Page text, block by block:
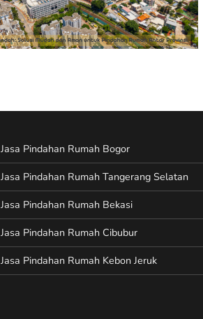
Jasa Pindahan Rumah Bogor
Jasa Pindahan Rumah Tangerang Selatan
Jasa Pindahan Rumah Bekasi
Jasa Pindahan Rumah Cibubur
Jasa Pindahan Rumah Kebon Jeruk